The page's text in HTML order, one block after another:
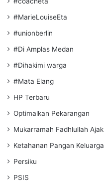
#MarieLouiseEta
#unionberlin
#Di Amplas Medan
#Dihakimi warga
#Mata Elang
HP Terbaru
Optimalkan Pekarangan
Mukarramah Fadhlullah Ajak
Ketahanan Pangan Keluarga
Persiku
PSIS